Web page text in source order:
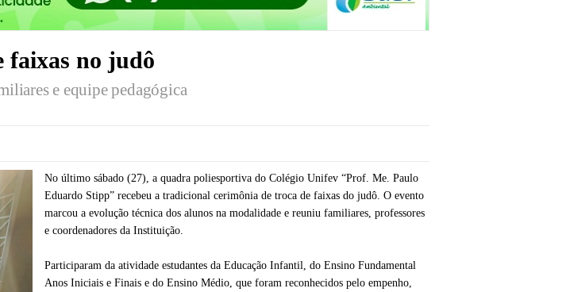
faixas no judô
e equipe pedagógica
No último sábado (27), a quadra poliesportiva do Colégio Unifev “Prof. Me. Paulo
Eduardo Stipp” recebeu a tradicional cerimônia de troca de faixas do judô. O evento
marcou a evolução técnica dos alunos na modalidade e reuniu familiares, professores
e coordenadores da Instituição.
Participaram da atividade estudantes da Educação Infantil, do Ensino Fundamental
Anos Iniciais e Finais e do Ensino Médio, que foram reconhecidos pelo empenho,